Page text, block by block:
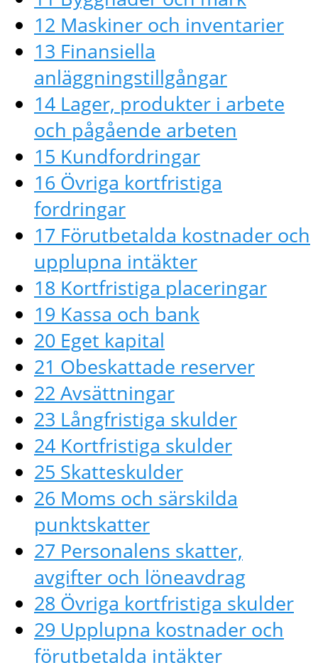
12 Maskiner och inventarier
13 Finansiella
anläggningstillgångar
14 Lager, produkter i arbete
och pågående arbeten
15 Kundfordringar
16 Övriga kortfristiga
fordringar
17 Förutbetalda kostnader och
upplupna intäkter
18 Kortfristiga placeringar
19 Kassa och bank
20 Eget kapital
21 Obeskattade reserver
22 Avsättningar
23 Långfristiga skulder
24 Kortfristiga skulder
25 Skatteskulder
26 Moms och särskilda
punktskatter
27 Personalens skatter,
avgifter och löneavdrag
28 Övriga kortfristiga skulder
29 Upplupna kostnader och
förutbetalda intäkter